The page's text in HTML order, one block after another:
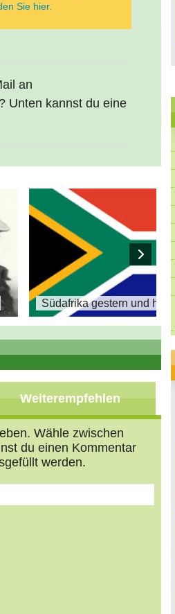
Sie hier.
an
Unten kannst du eine
Südafrika gestern und heute
Weiterempfehlen
Wähle zwischen
du einen Kommentar
werden.